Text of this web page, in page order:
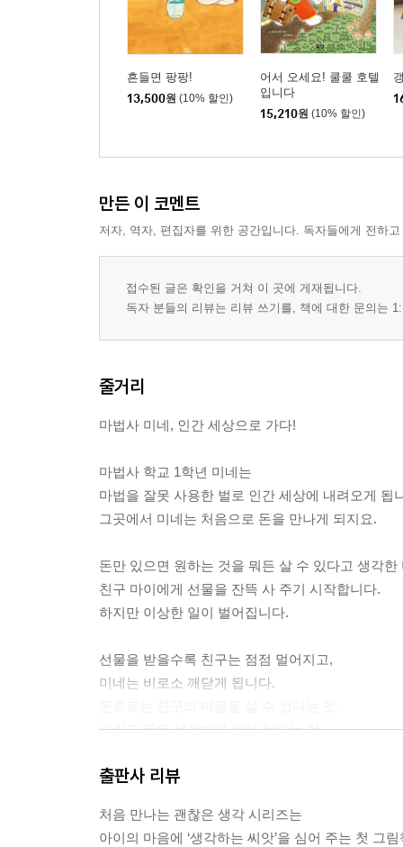
흔들면 팡팡!
13,500원 (10% 할인)
어서 오세요! 쿨쿨 호텔
입니다
15,210원 (10% 할인)
만든 이 코멘트
저자, 역자, 편집자를 위한 공간입니다. 독자들에게 전하
접수된 글은 확인을 거쳐 이 곳에 게재됩니다.
독자 분들의 리뷰는 리뷰 쓰기를, 책에 대한 문의는
줄거리
마법사 미네, 인간 세상으로 가다!
마법사 학교 1학년 미네는
마법을 잘못 사용한 벌로 인간 세상에 내려오게 됩
그곳에서 미네는 처음으로 돈을 만나게 되지요.
돈만 있으면 원하는 것을 뭐든 살 수 있다고 생각한
친구 마이에게 선물을 잔뜩 사 주기 시작합니다.
하지만 이상한 일이 벌어집니다.
선물을 받을수록 친구는 점점 멀어지고,
미네는 비로소 깨닫게 됩니다.
그리고 돈은 생각하며 써야 한다는 것.
과연 미네는 인간 세상에서
출판사 리뷰
처음 만나는 괜찮은 생각 시리즈는
아이의 마음에 ‘생각하는 씨앗’을 심어 주는 첫 그